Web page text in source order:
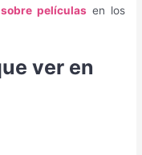
películas en los
ver en